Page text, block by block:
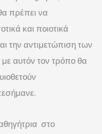
πρέπει να
και ποιοτικά
την αντιμετώπιση των
αυτόν τον τρόπο θα
στο